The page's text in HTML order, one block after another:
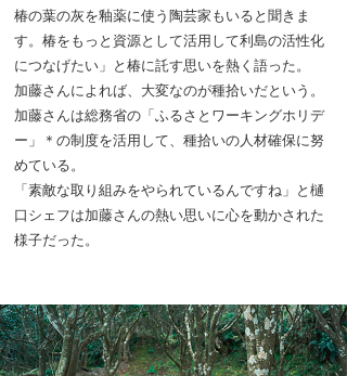
椿の葉の灰を釉薬に使う陶芸家もいると聞きま
す。椿をもっと資源として活用して利島の活性化
につなげたい」と椿に託す思いを熱く語った。
加藤さんによれば、大変なのが種拾いだという。
加藤さんは総務省の「ふるさとワーキングホリデ
ー」＊の制度を活用して、種拾いの人材確保に努
めている。
「素敵な取り組みをやられているんですね」と樋
口シェフは加藤さんの熱い思いに心を動かされた
様子だった。